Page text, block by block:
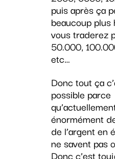
puis après ça
beaucoup plus
vous traderez
50.000,
etc…
Donc tout ça
possible parce
énormément
de l’argent en
ne savent pas
Donc c’est